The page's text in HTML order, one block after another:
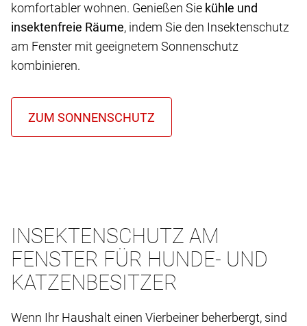
komfortabler wohnen. Genießen Sie kühle und
insektenfreie Räume, indem Sie den Insektenschutz
am Fenster mit geeignetem Sonnenschutz
kombinieren.
INSEKTENSCHUTZ AM
FENSTER FÜR HUNDE- UND
KATZENBESITZER
Wenn Ihr Haushalt einen Vierbeiner beherbergt, sind